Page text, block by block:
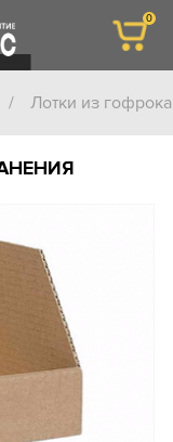
/ Лотки из